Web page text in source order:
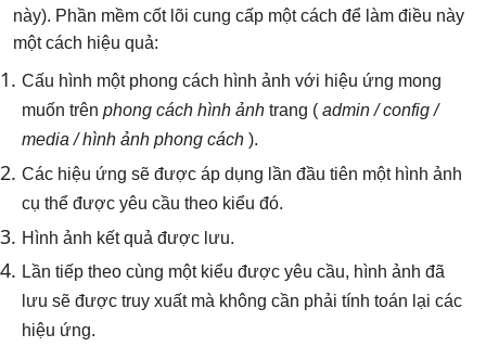
này). Phần mềm cốt lõi cung cấp một cách để làm điều này
một cách hiệu quả:
Cấu hình một phong cách hình ảnh với hiệu ứng mong
muốn trênphong cách hình ảnh trang (admin / config /
media / hình ảnh phong cách ).
Các hiệu ứng sẽ được áp dụng lần đầu tiên một hình ảnh
cụ thể được yêu cầu theo kiểu đó.
Hình ảnh kết quả được lưu.
Lần tiếp theo cùng một kiểu được yêu cầu, hình ảnh đã
lưu sẽ được truy xuất mà không cần phải tính toán lại các
hiệu ứng.